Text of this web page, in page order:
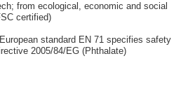
from ecological, economic and social
certified)
standard EN 71 specifies safety
2005/84/EG (Phthalate)